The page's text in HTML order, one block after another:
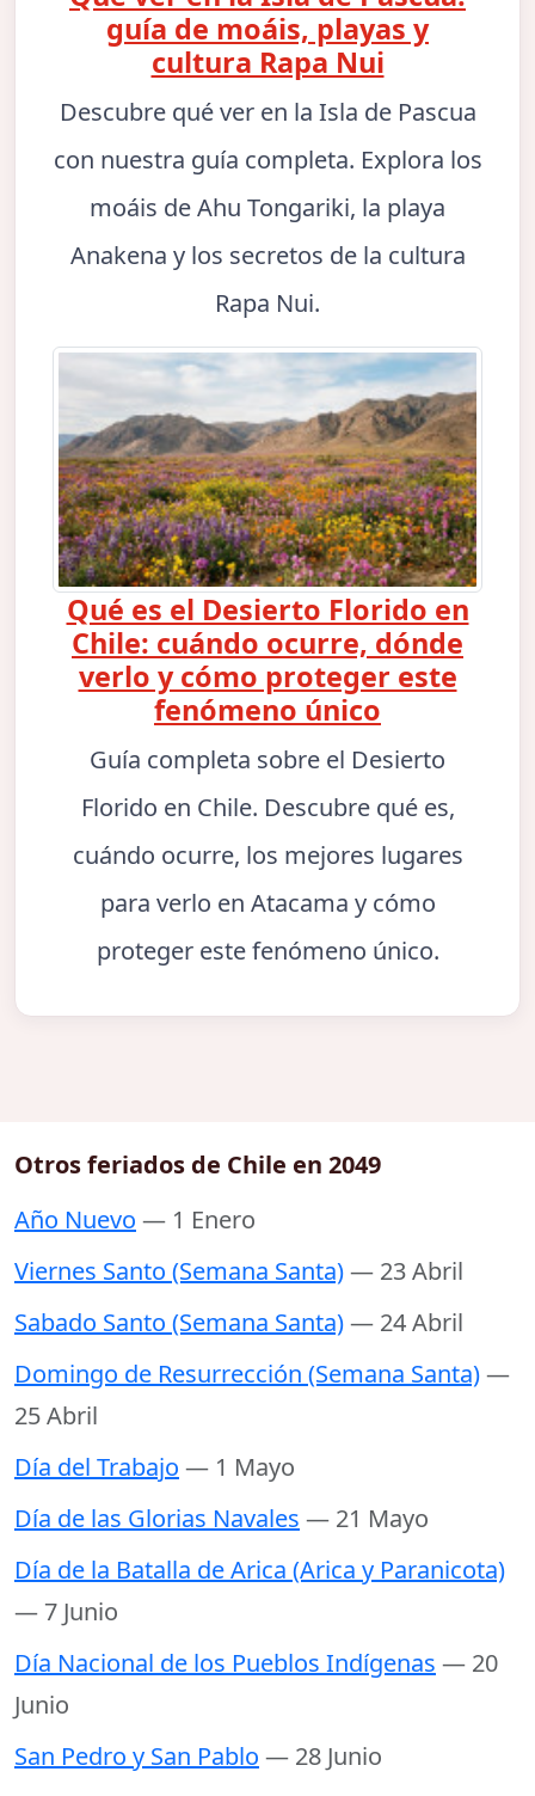
guía de moáis, playas y
cultura Rapa Nui
Descubre qué ver en la Isla de Pascua
con nuestra guía completa. Explora los
moáis de Ahu Tongariki, la playa
Anakena y los secretos de la cultura
Rapa Nui.
Qué es el Desierto Florido en
Chile: cuándo ocurre, dónde
verlo y cómo proteger este
fenómeno único
Guía completa sobre el Desierto
Florido en Chile. Descubre qué es,
cuándo ocurre, los mejores lugares
para verlo en Atacama y cómo
proteger este fenómeno único.
Otros feriados de Chile en 2049
Año Nuevo — 1 Enero
Viernes Santo (Semana Santa)— 23 Abril
Sabado Santo (Semana Santa)— 24 Abril
Domingo de Resurrección (Semana Santa)—
25 Abril
Día del Trabajo — 1 Mayo
Día de las Glorias Navales — 21 Mayo
Día de la Batalla de Arica (Arica y Paranicota)
— 7 Junio
Día Nacional de los Pueblos Indígenas — 20
Junio
San Pedro y San Pablo — 28 Junio